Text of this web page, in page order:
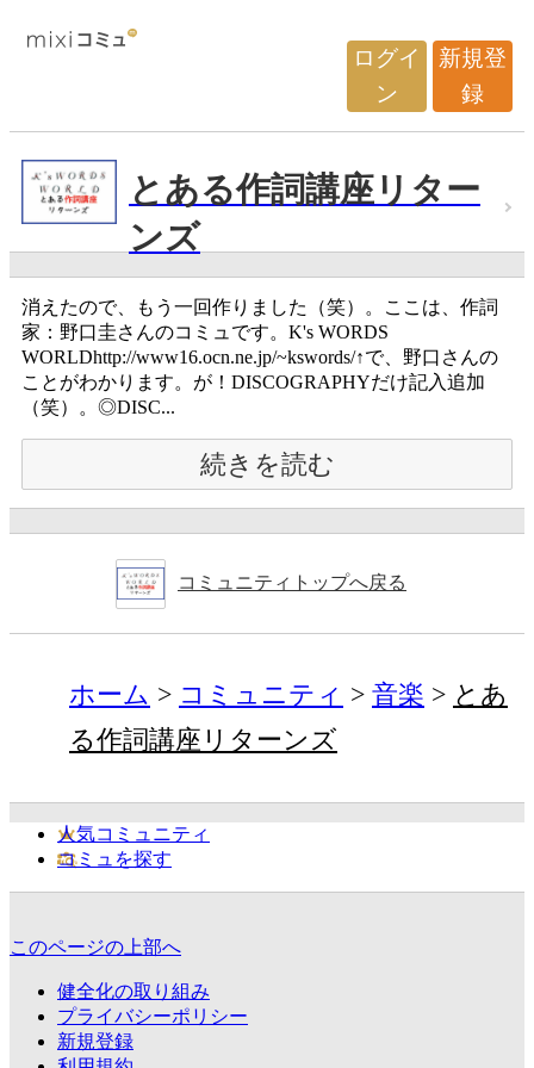
ログイ
ン
新規登
録
とある作詞講座リター
ンズ
消えたので、もう一回作りました（笑）。ここは、作詞
家：野口圭さんのコミュです。K's WORDS
WORLDhttp://www16.ocn.ne.jp/~kswords/↑で、野口さんの
ことがわかります。が！DISCOGRAPHYだけ記入追加
（笑）。◎DISC...
続きを読む
コミュニティトップへ戻る
ホーム コミュニティ 音楽
とあ
る作詞講座リターンズ
人気コミュニティ
コミュを探す
このページの上部へ
健全化の取り組み
プライバシーポリシー
新規登録